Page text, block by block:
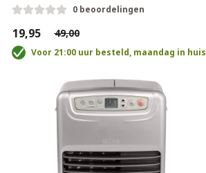
0 beoordelingen
€19,95 €49,00
Voor 21:00 uur besteld, maandag in huis